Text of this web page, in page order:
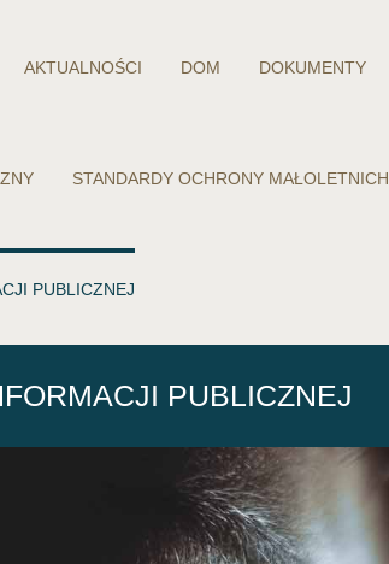
AKTUALNOŚCI DOM DOKUMENTY
STANDARDY OCHRONY MAŁOLETNICH
PUBLICZNEJ
PUBLICZNEJ